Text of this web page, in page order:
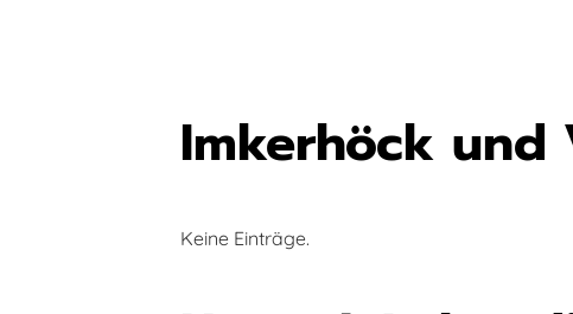
Imkerhöck und
Keine Einträge.